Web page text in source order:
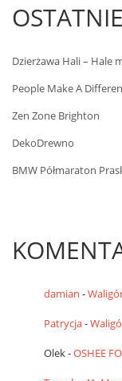
Dzierżawa Hali – Hale
People Make A
Zen Zone Brighton
DekoDrewno
BMW Półmaraton
damian -
Patrycja-
Olek-OSHEE